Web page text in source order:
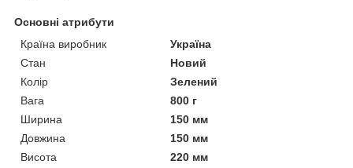
Основні атрибути
Країна виробник
Україна
Стан
Новий
Колір
Зелений
Вага
800 г
Ширина
150 мм
Довжина
150 мм
Висота
220 мм